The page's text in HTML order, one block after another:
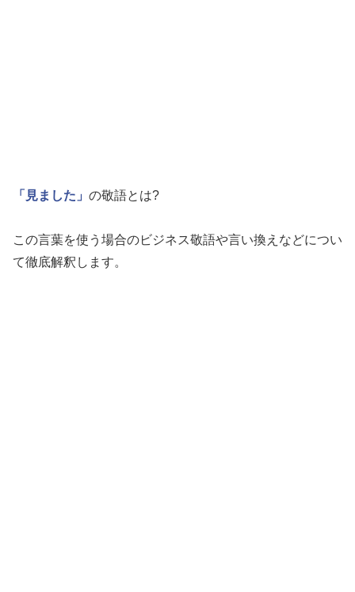
「見ました」 の敬語とは?
この言葉を使う場合のビジネス敬語や言い換えなどについ
て徹底解釈します。